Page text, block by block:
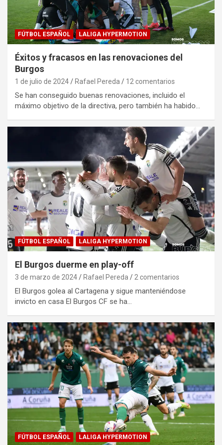
FÚTBOL ESPAÑOL LALIGA HYPERMOTION
Éxitos y fracasos en las renovaciones del
Burgos
1 de julio de 2024 Rafael Pereda 12 comentarios
Se han conseguido buenas renovaciones, incluido el
máximo objetivo de la directiva, pero también ha habido…
FÚTBOL ESPAÑOL LALIGA HYPERMOTION
El Burgos duerme en play-off
3 de marzo de 2024 Rafael Pereda 2 comentarios
El Burgos golea al Cartagena y sigue manteniéndose
invicto en casa El Burgos CF se ha…
FÚTBOL ESPAÑOL LALIGA HYPERMOTION